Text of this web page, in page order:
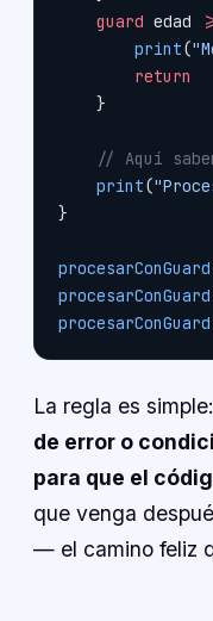
    guard
edad
        print
(
        return
    }
// Aquí
    print
(
}
procesarConGuard
procesarConGuard
procesarConGuard
La regla es simple:
de error o
para que el
que venga
— el camino feliz